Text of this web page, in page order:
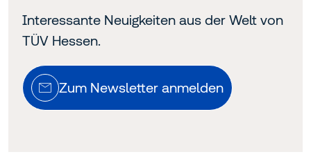
Interessante Neuigkeiten aus der Welt von
TÜV Hessen.
Zum Newsletter anmelden